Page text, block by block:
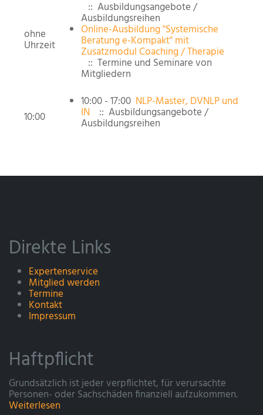
ohne
Uhrzeit
:: Ausbildungsangebote /
Ausbildungsreihen
Online-Ausbildung "Systemische
Beratung e-Kompakt" mit
Zusatzmodul Coaching / Therapie
:: Termine und Seminare von
Mitgliedern
10:00
10:00 - 17:00 NLP-Master, DVNLP und
IN :: Ausbildungsangebote /
Ausbildungsreihen
Direkte Links
Expertenservice
Mitglied werden
Termine
Kontakt
Impressum
Haftpflicht
Grundsätzlich ist jeder verpflichtet, für verursachte
Personen- oder Sachschäden finanziell aufzukommen.
Weiterlesen